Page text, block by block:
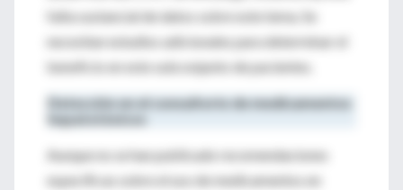
falta sustancial de datos sobre este tema. Se
necesitan estudios adicionales para determinar el
beneficio en este subconjunto de pacientes.
Detección en el consultorio de medicamentos
Aunque no se han publicado recomendaciones
específicas sobre el uso de medicamentos en